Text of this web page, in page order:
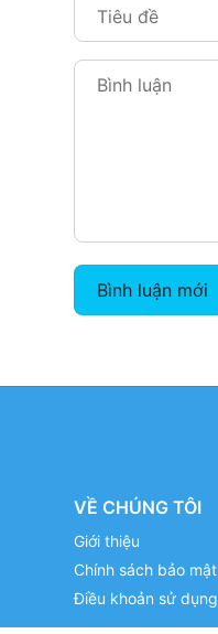
Bình luận mới
VỀ CHÚNG TÔI
Giới thiệu
Chính sách bảo mật
Điều khoản sử dụng